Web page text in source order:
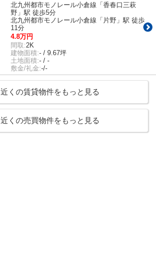
北九州都市モノレール小倉線「香春口三萩
野」駅 徒歩5分
北九州都市モノレール小倉線「片野」駅 徒歩
11分
4.8万円
間取:2K
建物面積:- / 9.67坪
土地面積:- / -
敷金/礼金:-/-
近くの賃貸物件をもっと見る
近くの売買物件をもっと見る